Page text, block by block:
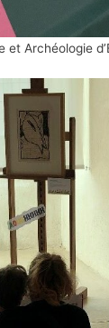
et Archéologie